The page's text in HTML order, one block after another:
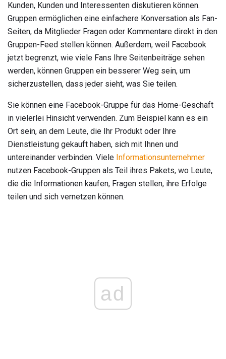
Kunden, Kunden und Interessenten diskutieren können.
Gruppen ermöglichen eine einfachere Konversation als Fan-
Seiten, da Mitglieder Fragen oder Kommentare direkt in den
Gruppen-Feed stellen können. Außerdem, weil Facebook
jetzt begrenzt, wie viele Fans Ihre Seitenbeiträge sehen
werden, können Gruppen ein besserer Weg sein, um
sicherzustellen, dass jeder sieht, was Sie teilen.
Sie können eine Facebook-Gruppe für das Home-Geschäft
in vielerlei Hinsicht verwenden. Zum Beispiel kann es ein
Ort sein, an dem Leute, die Ihr Produkt oder Ihre
Dienstleistung gekauft haben, sich mit Ihnen und
untereinander verbinden. Viele Informationsunternehmer
nutzen Facebook-Gruppen als Teil ihres Pakets, wo Leute,
die die Informationen kaufen, Fragen stellen, ihre Erfolge
teilen und sich vernetzen können.
ad